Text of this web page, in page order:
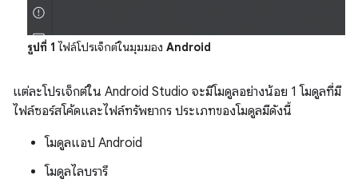
รูปที่ 1 ไฟล์โปรเจ็กต์ในมุมมอง Android
แต่ละโปรเจ็กต์ใน Android Studio จะมีโมดูลอย่างน้อย 1 โมดูลที่มี
ไฟล์ซอร์สโค้ดและไฟล์ทรัพยากร ประเภทของโมดูลมีดังนี้
โมดูลแอป Android
โมดูลไลบรารี